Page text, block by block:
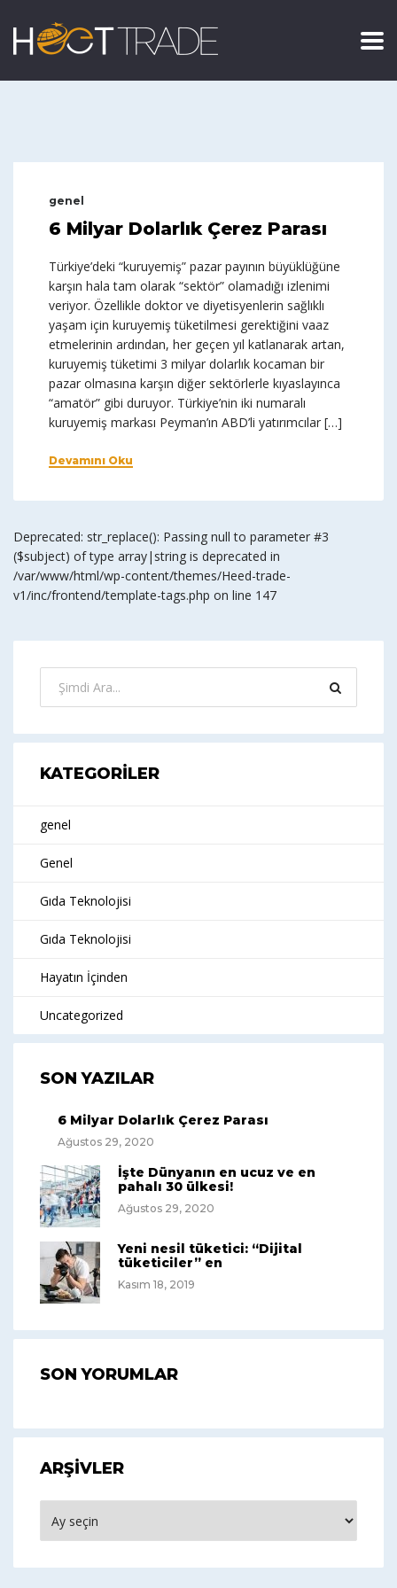
genel
6 Milyar Dolarlık Çerez Parası
Türkiye’deki “kuruyemiş” pazar payının büyüklüğüne
karşın hala tam olarak “sektör” olamadığı izlenimi
veriyor. Özellikle doktor ve diyetisyenlerin sağlıklı
yaşam için kuruyemiş tüketilmesi gerektiğini vaaz
etmelerinin ardından, her geçen yıl katlanarak artan,
kuruyemiş tüketimi 3 milyar dolarlık kocaman bir
pazar olmasına karşın diğer sektörlerle kıyaslayınca
“amatör” gibi duruyor. Türkiye’nin iki numaralı
kuruyemiş markası Peyman’ın ABD’li yatırımcılar […]
Devamını Oku
Deprecated: str_replace(): Passing null to parameter #3
($subject) of type array|string is deprecated in
/var/www/html/wp-content/themes/Heed-trade-
v1/inc/frontend/template-tags.php on line 147
KATEGORILER
genel
Genel
Gıda Teknolojisi
Gıda Teknolojisi
Hayatın İçinden
Uncategorized
SON YAZILAR
6 Milyar Dolarlık Çerez Parası
Ağustos 29, 2020
İşte Dünyanın en ucuz ve en
pahalı 30 ülkesi!
Ağustos 29, 2020
Yeni nesil tüketici: “Dijital
tüketiciler” en
Kasım 18, 2019
SON YORUMLAR
ARŞIVLER